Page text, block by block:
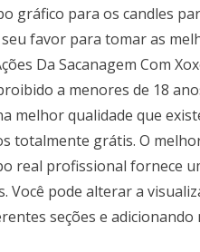
gráfico para os candles
favor para tomar as
Da Sacanagem Com
a menores de 18
melhor qualidade que
totalmente grátis. O
real profissional fornece
Você pode alterar a
seções e